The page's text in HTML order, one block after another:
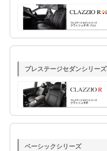
プレステージセダンシリーズ
ベーシックシリーズ